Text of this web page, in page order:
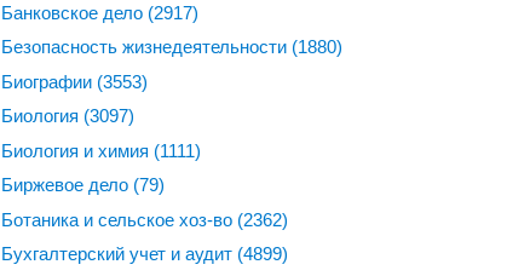
Банковское дело (2917)
Безопасность жизнедеятельности (1880)
Биографии (3553)
Биология (3097)
Биология и химия (1111)
Биржевое дело (79)
Ботаника и сельское хоз-во (2362)
Бухгалтерский учет и аудит (4899)